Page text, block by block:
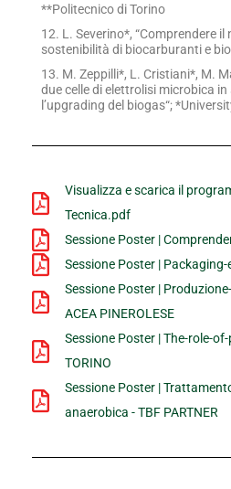
**Politecnico di Torino
12. L. Severino*, “Comprendere
sostenibilità di biocarburanti e
13. M. Zeppilli*, L. Cristiani*, M.
due celle di elettrolisi microbica
l’upgrading del biogas“;
Visualizza e scarica il
Tecnica.pdf
Sessione Poster |
Sessione Poster | Packaging-
Sessione Poster |
ACEA PINEROLESE
Sessione Poster | The-role-
TORINO
Sessione Poster |
anaerobica - TBF PARTNER